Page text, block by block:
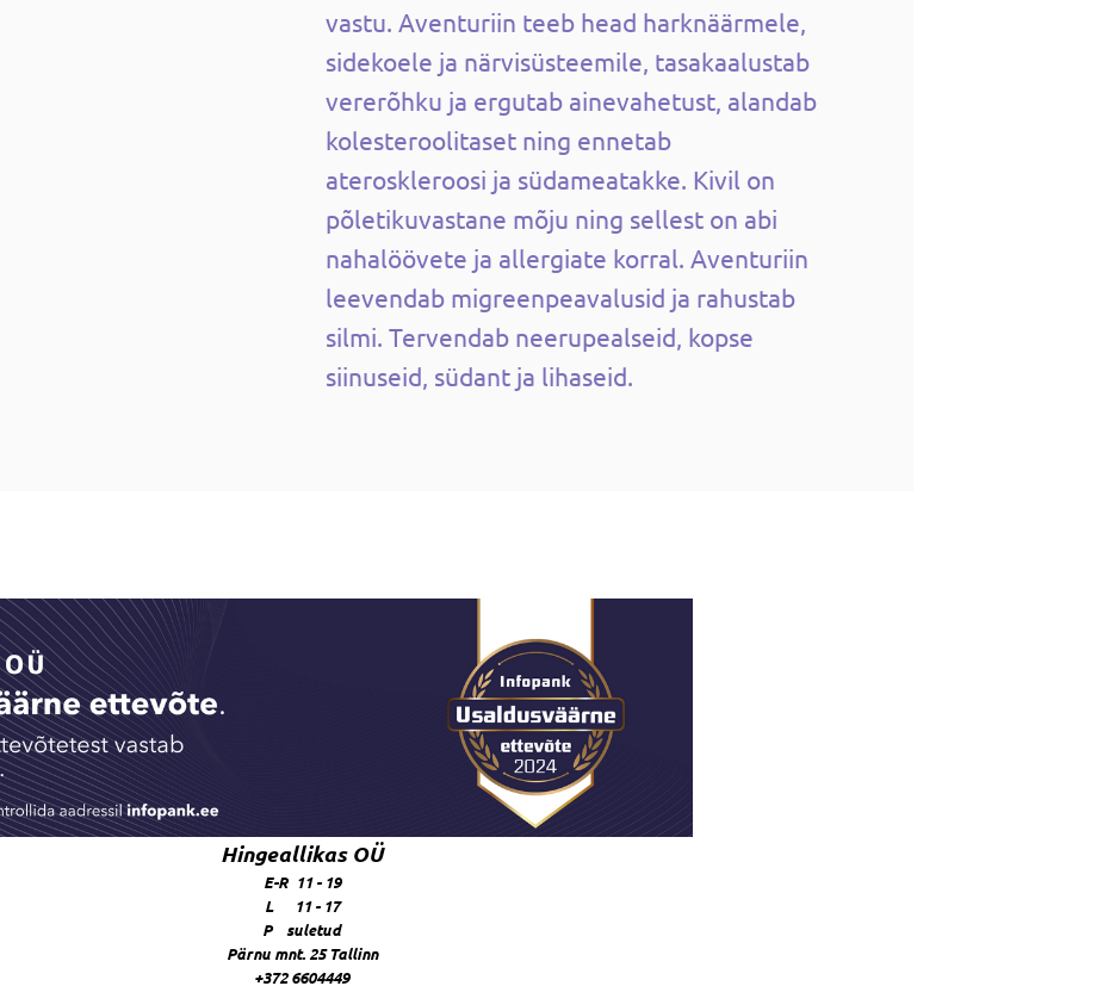
vastu. Aventuriin teeb head harknäärmele,
sidekoele ja närvisüsteemile, tasakaalustab
vererõhku ja ergutab ainevahetust, alandab
kolesteroolitaset ning ennetab
ateroskleroosi ja südameatakke. Kivil on
põletikuvastane mõju ning sellest on abi
nahalöövete ja allergiate korral. Aventuriin
leevendab migreenpeavalusid ja rahustab
silmi. Tervendab neerupealseid, kopse
siinuseid, südant ja lihaseid.
Hingeallikas OÜ
E-R 11 - 19
L 11 - 17
P suletud
Pärnu mnt. 25 Tallinn
+372 6604449